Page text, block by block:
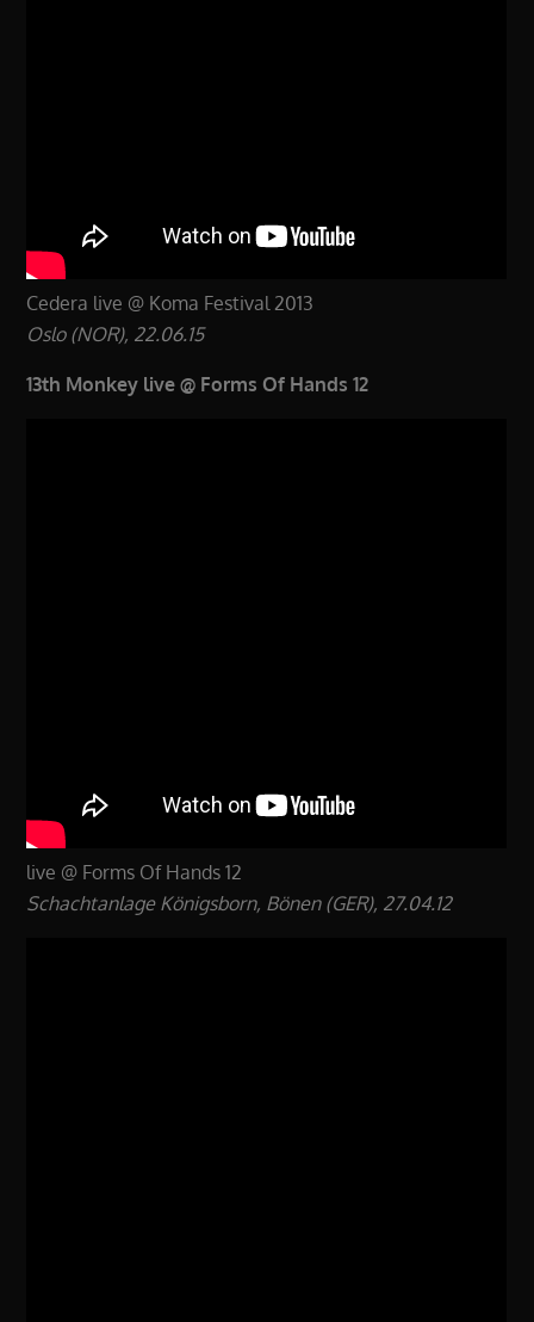
Cedera live @ Koma Festival 2013
Oslo (NOR), 22.06.15
13th Monkey live @ Forms Of Hands 12
live @ Forms Of Hands 12
Schachtanlage Königsborn, Bönen (GER), 27.04.12